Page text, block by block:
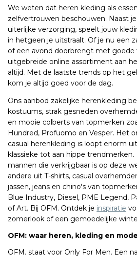
We weten dat heren kleding als
zelfvertrouwen beschouwen. Naast
uiterlijke verzorging, speelt jouw
in hetgeen je uitstraalt. Of je nu een
of een avond doorbrengt met goede
uitgebreide online assortiment aan
altijd. Met de laatste trends op het
kom je altijd goed voor de dag.
Ons aanbod zakelijke herenkleding
kostuums, strak gesneden
en mooie colberts van topmerken
Hundred, Profuomo en Vesper. Het
casual herenkleding is loopt enorm
klassieke tot aan hippe trendmerken.
mannen die verkrijgbaar is op deze
andere uit T-shirts, casual
jassen, jeans en chino's van
Blue Industry, Diesel, PME Legend,
of Art. Bij OFM. Ontdek je inspiratie
zomerlook of een gemoedelijke
OFM: waar heren, kleding en
OFM. staat voor Only For Men. Een